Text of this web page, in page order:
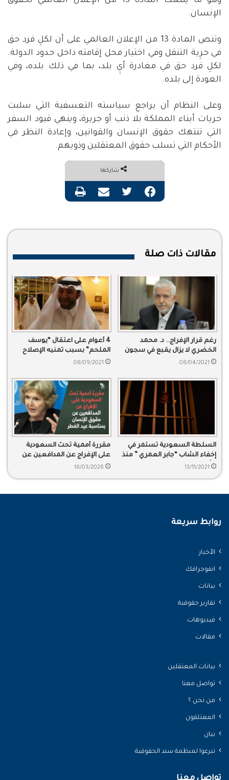
الإنسان.
وتنص المادة 13 من الإعلان العالمي على أن لكلِ فرد حق
في حرِية التنقل وفي اختيار محل إقامته داخل حدود الدولة.
لكلِ فرد حق في مغادرة أيِ بلد، بما في ذلك بلده، وفي
العودة إلى بلده.
وعلى النظام أن يراجع سياسته التعسفية التي سلبت
حريات أبناء المملكة بلا ذنب أو جريرة، وينهي قيود السفر
التي تنتهك حقوق الإنسان والقوانين، وإعادة النظر في
الأحكام التي تسلب حقوق المعتقلين وذويهم.
شاركها
فيسبوك تويتر مشاركة عبر البريد طباعة
مقالات ذات صلة
رغم قرار الإفراج.. د. محمد
الخضري لا يزال يقبع في سجون
السعودية
08/04/2021
4 أعوام على اعتقال “يوسف
الملحم” بسبب تمنيه الإصلاح
08/09/2021
السلطة السعودية تستمر في
إخفاء الشاب “جابر العمري ” منذ
7 أعوام 13/11/2021
مقررة أممية تحث السعودية
على الإفراج عن المدافعين عن
حقوق الإنسان بمناسبة عيد
16/03/2026
روابط سريعة
الأخبار
انفوجرافك
بيانات
تقارير حقوقية
فيديوهات
مقالات
بيانات المعتقلين
تواصل معنا
من نحن ؟
المعتلقون
بيان
تبرعوا لمنظمة سند الحقوقية